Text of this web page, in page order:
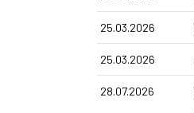
25.03.2026
25.03.2026
28.07.2026